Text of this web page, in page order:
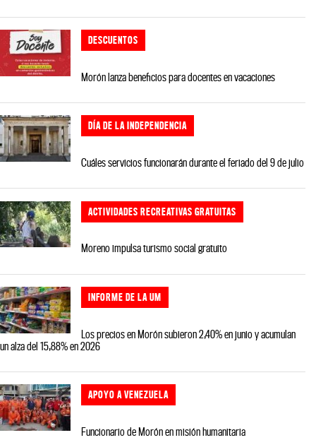
DESCUENTOS
Morón lanza beneficios para docentes en vacaciones
DÍA DE LA INDEPENDENCIA
Cuáles servicios funcionarán durante el feriado del 9 de julio
ACTIVIDADES RECREATIVAS GRATUITAS
Moreno impulsa turismo social gratuito
INFORME DE LA UM
Los precios en Morón subieron 2,40% en junio y acumulan
un alza del 15,88% en 2026
APOYO A VENEZUELA
Funcionario de Morón en misión humanitaria